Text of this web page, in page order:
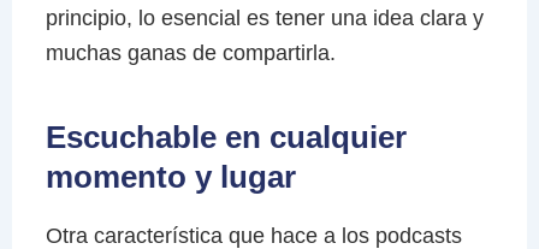
principio, lo esencial es tener una idea clara y
muchas ganas de compartirla.
Escuchable en cualquier
momento y lugar
Otra característica que hace a los podcasts